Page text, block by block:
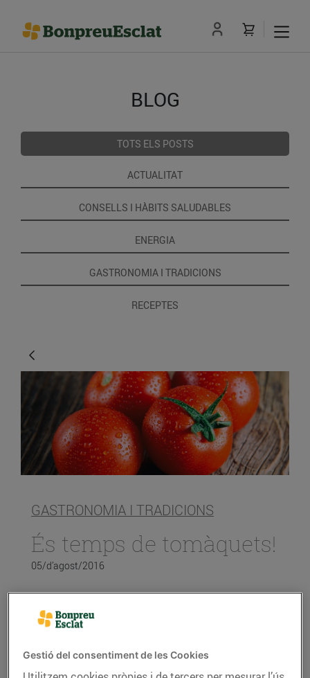
BLOG
TOTS ELS POSTS
ACTUALITAT
CONSELLS I HÀBITS SALUDABLES
ENERGIA
GASTRONOMIA I TRADICIONS
RECEPTES
GASTRONOMIA I TRADICIONS
És temps de tomàquets!
05/d’agost/2016
A l’amanida, al pa amb tomàquet, sofregit, al forn o
a la planxa… El
Gestió del consentiment de les Cookies